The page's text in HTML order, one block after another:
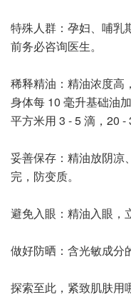
特殊人群：孕妇、哺乳
前务必咨询医生。
稀释精油：精油浓度高
身体每 10 毫升基础油
平方米用 3 - 5 滴，20 -
妥善保存：精油放阴凉
完，防变质。
避免入眼：精油入眼，
做好防晒：含光敏成分
探索至此，紧致肌肤用